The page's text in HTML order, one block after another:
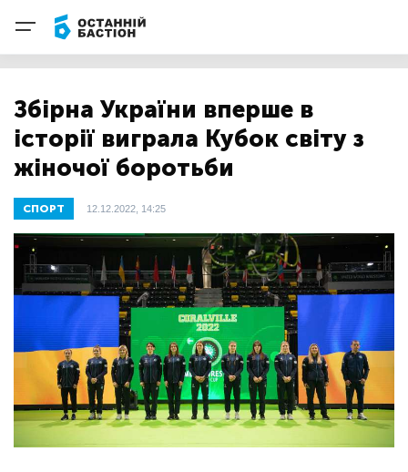
Збірна України вперше в
історії виграла Кубок світу з
жіночої боротьби
СПОРТ 12.12.2022, 14:25